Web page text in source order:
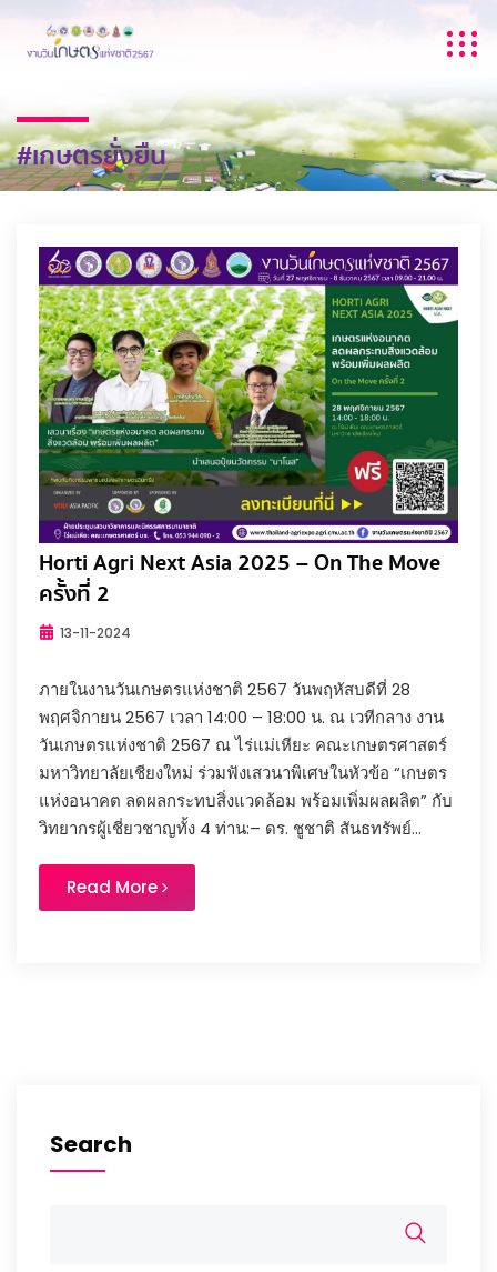
#เกษตรยั่งยืน
Horti Agri Next Asia 2025 – On The Move
ครั้งที่ 2
13-11-2024
ภายในงานวันเกษตรแห่งชาติ 2567 วันพฤหัสบดีที่ 28
พฤศจิกายน 2567 เวลา 14:00 – 18:00 น. ณ เวทีกลาง งาน
วันเกษตรแห่งชาติ 2567 ณ ไร่แม่เหียะ คณะเกษตรศาสตร์
มหาวิทยาลัยเชียงใหม่ ร่วมฟังเสวนาพิเศษในหัวข้อ “เกษตร
แห่งอนาคต ลดผลกระทบสิ่งแวดล้อม พร้อมเพิ่มผลผลิต” กับ
วิทยากรผู้เชี่ยวชาญทั้ง 4 ท่าน:– ดร. ชูชาติ สันธทรัพย์...
Read More
Search